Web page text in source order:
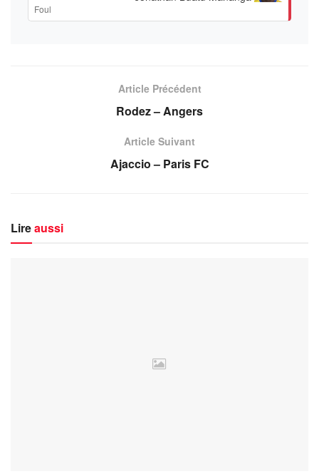
Foul
Article Précédent
Rodez – Angers
Article Suivant
Ajaccio – Paris FC
Lireaussi